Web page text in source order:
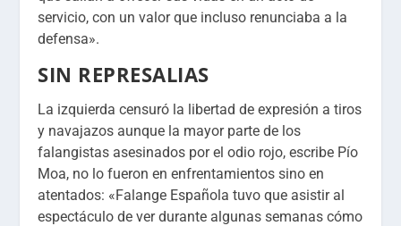
servicio, con un valor que incluso renunciaba a la
defensa».
SIN REPRESALIAS
La izquierda censuró la libertad de expresión a tiros
y navajazos aunque la mayor parte de los
falangistas asesinados por el odio rojo, escribe Pío
Moa, no lo fueron en enfrentamientos sino en
atentados: «Falange Española tuvo que asistir al
espectáculo de ver durante algunas semanas cómo